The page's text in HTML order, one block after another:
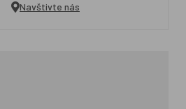
Navštivte nás